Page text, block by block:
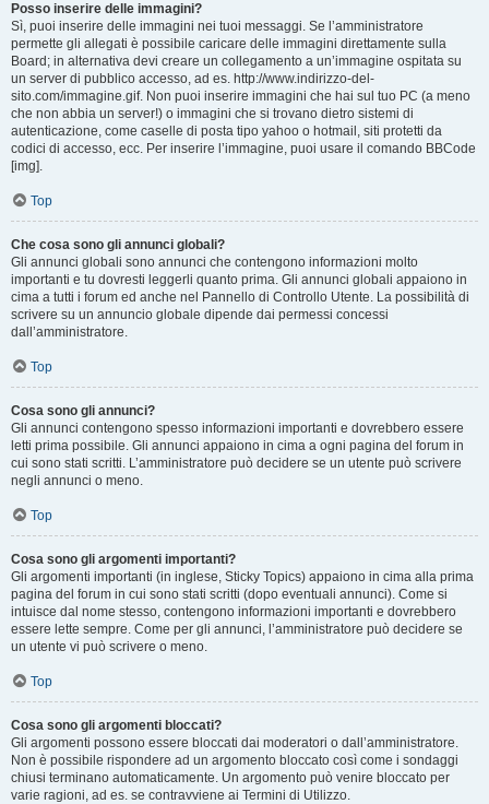
Posso inserire delle immagini?
Sì, puoi inserire delle immagini nei tuoi messaggi. Se l’amministratore
permette gli allegati è possibile caricare delle immagini direttamente sulla
Board; in alternativa devi creare un collegamento a un’immagine ospitata su
un server di pubblico accesso, ad es. http://www.indirizzo-del-
sito.com/immagine.gif. Non puoi inserire immagini che hai sul tuo PC (a meno
che non abbia un server!) o immagini che si trovano dietro sistemi di
autenticazione, come caselle di posta tipo yahoo o hotmail, siti protetti da
codici di accesso, ecc. Per inserire l’immagine, puoi usare il comando BBCode
[img].
Top
Che cosa sono gli annunci globali?
Gli annunci globali sono annunci che contengono informazioni molto
importanti e tu dovresti leggerli quanto prima. Gli annunci globali appaiono in
cima a tutti i forum ed anche nel Pannello di Controllo Utente. La possibilità di
scrivere su un annuncio globale dipende dai permessi concessi
dall’amministratore.
Top
Cosa sono gli annunci?
Gli annunci contengono spesso informazioni importanti e dovrebbero essere
letti prima possibile. Gli annunci appaiono in cima a ogni pagina del forum in
cui sono stati scritti. L’amministratore può decidere se un utente può scrivere
negli annunci o meno.
Top
Cosa sono gli argomenti importanti?
Gli argomenti importanti (in inglese, Sticky Topics) appaiono in cima alla prima
pagina del forum in cui sono stati scritti (dopo eventuali annunci). Come si
intuisce dal nome stesso, contengono informazioni importanti e dovrebbero
essere lette sempre. Come per gli annunci, l’amministratore può decidere se
un utente vi può scrivere o meno.
Top
Cosa sono gli argomenti bloccati?
Gli argomenti possono essere bloccati dai moderatori o dall’amministratore.
Non è possibile rispondere ad un argomento bloccato così come i sondaggi
chiusi terminano automaticamente. Un argomento può venire bloccato per
varie ragioni, ad es. se contravviene ai Termini di Utilizzo.